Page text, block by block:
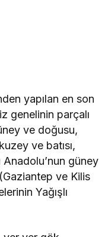
yapılan en son
genelinin parçalı
ve doğusu,
ve batısı,
güney
ve Kilis
Yağışlı